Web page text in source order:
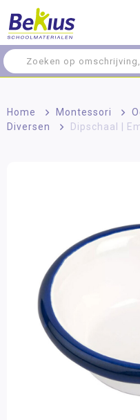
Home > Montessori >
Diversen
> Dipschaal |